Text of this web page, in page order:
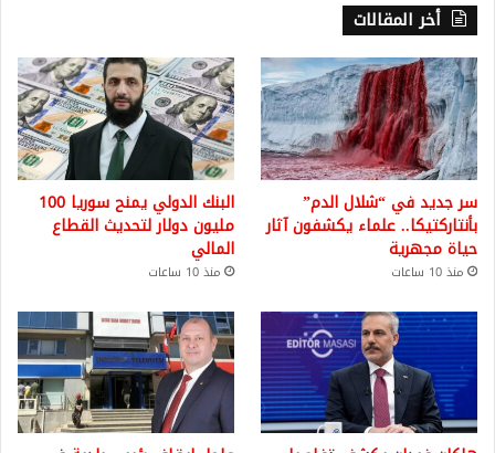
أخر المقالات
سر جديد في “شلال الدم”
بأنتاركتيكا.. علماء يكشفون آثار
حياة مجهرية
منذ 10 ساعات
البنك الدولي يمنح سوريا 100
مليون دولار لتحديث القطاع
المالي
منذ 10 ساعات